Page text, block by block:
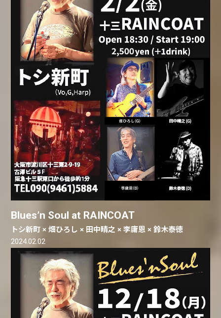
Blues’n Soul at RAINCOAT
トシ新町 × 畑ひろし × 田中晴之 × 李庸恩 × 鈴木泰徳
2024.02.02